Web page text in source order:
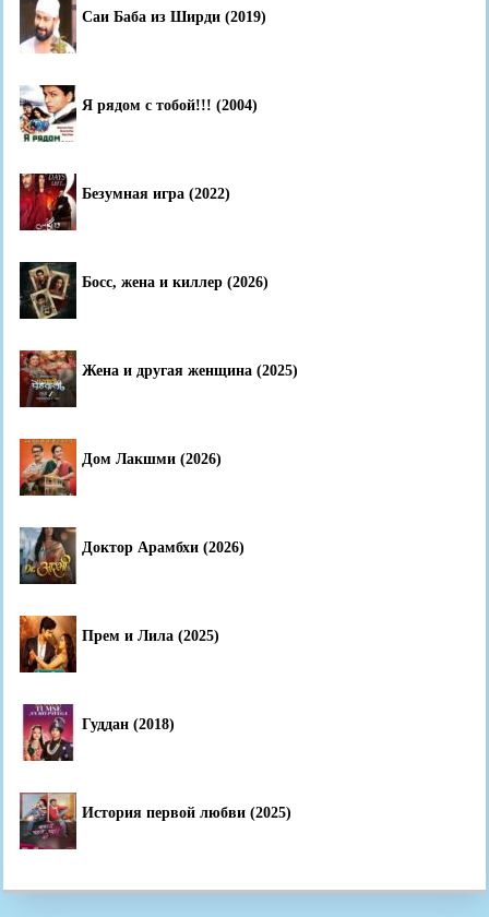
Саи Баба из Ширди (2019)
Я рядом с тобой!!! (2004)
Безумная игра (2022)
Босс, жена и киллер (2026)
Жена и другая женщина (2025)
Дом Лакшми (2026)
Доктор Арамбхи (2026)
Прем и Лила (2025)
Гуддан (2018)
История первой любви (2025)